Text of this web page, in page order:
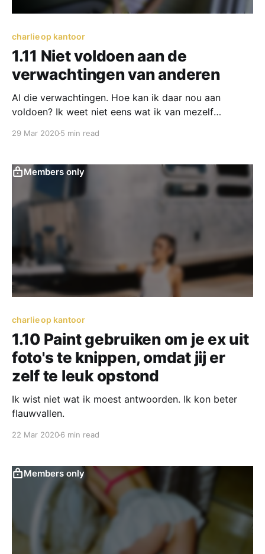
charlie op kantoor
1.11 Niet voldoen aan de
verwachtingen van anderen
Al die verwachtingen. Hoe kan ik daar nou aan
voldoen? Ik weet niet eens wat ik van mezelf
29 Mar 20205 min read
Members only
charlie op kantoor
1.10 Paint gebruiken om je ex uit
foto's te knippen, omdat jij er
zelf te leuk opstond
Ik wist niet wat ik moest antwoorden. Ik kon beter
flauwvallen.
22 Mar 20206 min read
Members only